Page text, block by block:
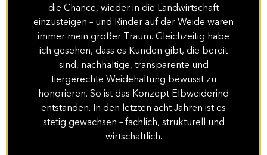
die Chance, wieder in die Landwirtschaft
einzusteigen – und Rinder auf der Weide waren
immer mein großer Traum. Gleichzeitig habe
ich gesehen, dass es Kunden gibt, die bereit
sind, nachhaltige, transparente und
tiergerechte Weidehaltung bewusst zu
honorieren. So ist das Konzept Elbweiderind
entstanden. In den letzten acht Jahren ist es
stetig gewachsen – fachlich, strukturell und
wirtschaftlich.